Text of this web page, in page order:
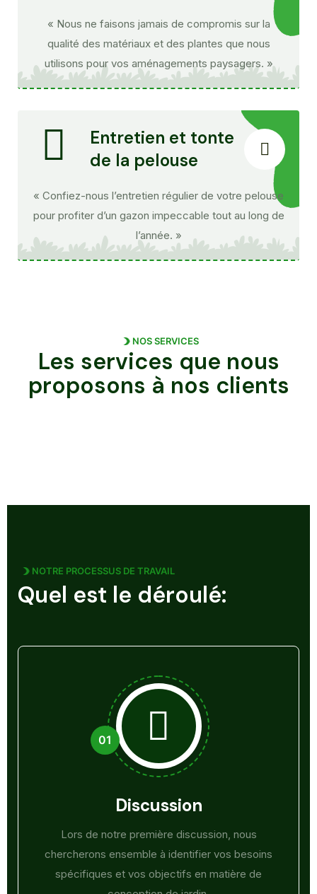
« Nous ne faisons jamais de compromis sur la
qualité des matériaux et des plantes que nous
utilisons pour vos aménagements paysagers. »
Entretien et tonte
de la pelouse
« Confiez-nous l’entretien régulier de votre pelouse
pour profiter d’un gazon impeccable tout au long de
l’année. »
NOS SERVICES
Les services que nous
proposons à nos clients
NOTRE PROCESSUS DE TRAVAIL
Quel est le déroulé:
Discussion
Lors de notre première discussion, nous
chercherons ensemble à identifier vos besoins
spécifiques et vos objectifs en matière de